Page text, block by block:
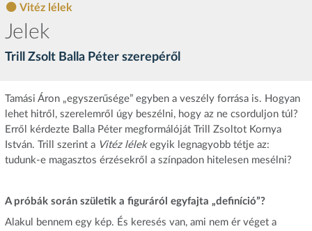
Vitéz lélek
Jelek
Trill Zsolt Balla Péter szerepéről
Tamási Áron „egyszerűsége” egyben a veszély forrása is. Hogyan
lehet hitről, szerelemről úgy beszélni, hogy az ne csorduljon túl?
Erről kérdezte Balla Péter megformálóját Trill Zsoltot Kornya
István. Trill szerint a Vitéz lélekegyik legnagyobb tétje az:
tudunk-e magasztos érzésekről a színpadon hitelesen mesélni?
A próbák során születik a figuráról egyfajta „definíció”?
Alakul bennem egy kép. És keresés van, ami nem ér véget a